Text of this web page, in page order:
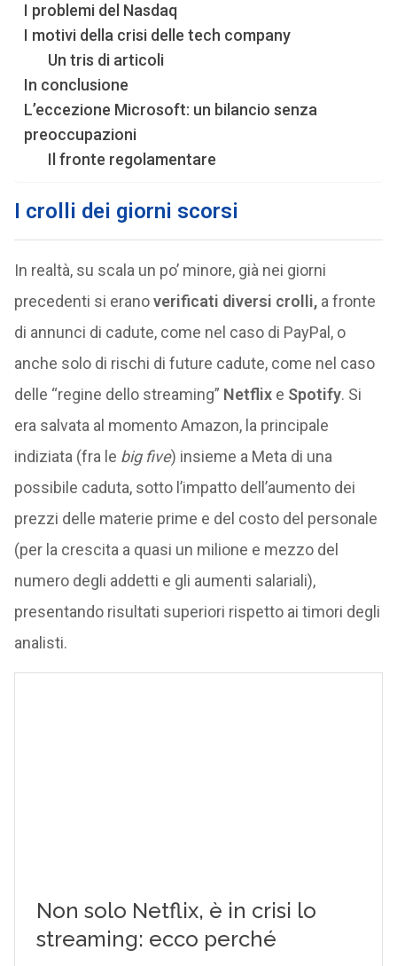
I problemi del Nasdaq
I motivi della crisi delle tech company
Un tris di articoli
In conclusione
L’eccezione Microsoft: un bilancio senza
preoccupazioni
Il fronte regolamentare
I crolli dei giorni scorsi
In realtà, su scala un po’ minore, già nei giorni
precedenti si eranoverificati diversi crolli,a fronte
di annunci di cadute, come nel caso di PayPal, o
anche solo di rischi di future cadute, come nel caso
delle “regine dello streaming” Netflixe Spotify. Si
era salvata al momento Amazon, la principale
indiziata (fra le big five) insieme a Meta di una
possibile caduta, sotto l’impatto dell’aumento dei
prezzi delle materie prime e del costo del personale
(per la crescita a quasi un milione e mezzo del
numero degli addetti e gli aumenti salariali),
presentando risultati superiori rispetto ai timori degli
analisti.